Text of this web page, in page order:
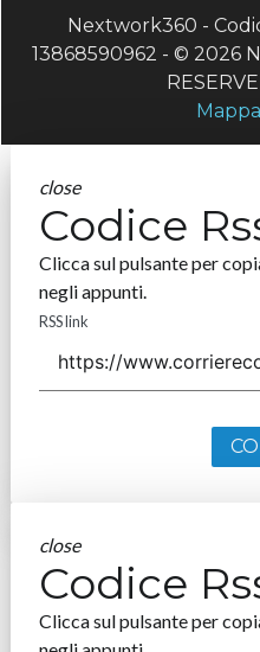
Nextwork360 -
13868590962 - © 2026
close
Codice
Clicca sul pulsante per
negli appunti.
RSS link
close
Codice
Clicca sul pulsante per